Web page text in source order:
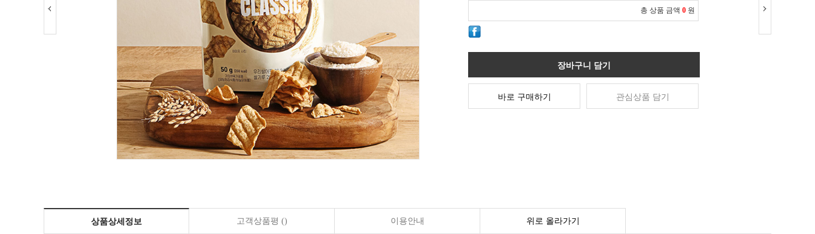
총 상품 금액 0 원
장바구니 담기
바로 구매하기 관심상품 담기
상품상세정보 고객상품평 () 이용안내 위로 올라가기